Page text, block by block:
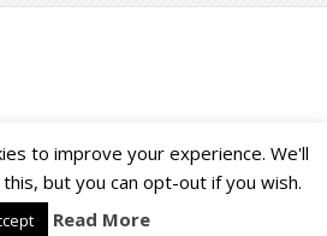
Back to Top ↑
to improve your experience. We'll
but you can opt-out if you wish.
Read More
English ( Anglais)